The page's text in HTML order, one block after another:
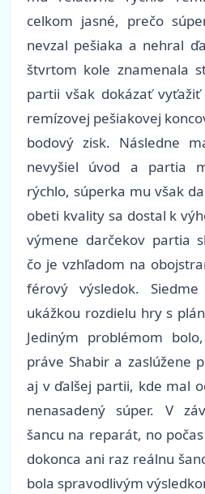
celkom jasné, prečo
nevzal pešiaka a nehral
štvrtom kole znamenala
partii však dokázať
remízovej pešiakovej
bodový zisk. Následne
nevyšiel úvod a partia
rýchlo, súperka mu však
obeti kvality sa dostal k
výmene darčekov partia
čo je vzhľadom na
férový výsledok.
ukážkou rozdielu hry s
Jediným problémom
práve Shabir a zaslúžene
aj v ďalšej partii, kde mal
nenasadený súper. V
šancu na reparát, no
dokonca ani raz reálnu
bola spravodlivým